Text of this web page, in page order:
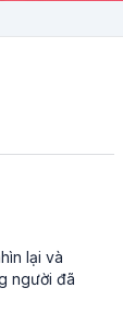
lại và
người đã